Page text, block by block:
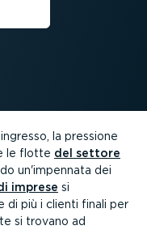
la pressione
le flotte del settore
un'impennata dei
imprese si
di più i clienti finali per
si trovano ad